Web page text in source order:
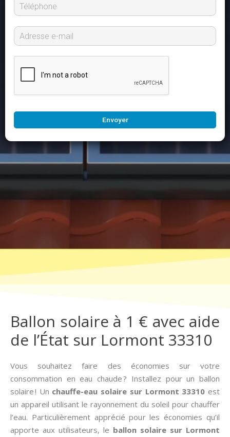
Envoyer
Ballon solaire à 1 € avec aide
de l’État sur Lormont 33310
Vous souhaitez faire des économies sur votre
consommation en eau chaude ? Installez pour un ballon
solaire ! Un chauffe-eau solaire sur Lormont 33310 est
un appareil utilisant le rayonnement du soleil pour chauffer
l’eau. Particulièrement apprécié pour les économies qu’il
apporte aux utilisateurs, le ballon solaire sur Lormont